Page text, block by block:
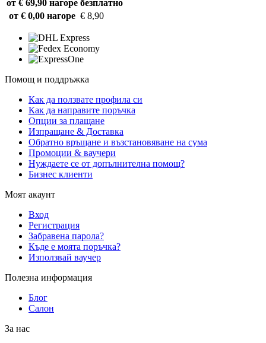
от € 69,90 нагоре безплатно
от € 0,00 нагоре € 8,90
Помощ и поддръжка
Как да ползвате профила си
Как да направите поръчка
Опции за плащане
Изпращане & Доставка
Обратно връщане и възстановяване на сума
Промоции & ваучери
Нуждаете се от допълнителна помощ?
Бизнес клиенти
Моят акаунт
Вход
Регистрация
Забравена парола?
Къде е моята поръчка?
Използвай ваучер
Полезна информация
Блог
Салон
За нас